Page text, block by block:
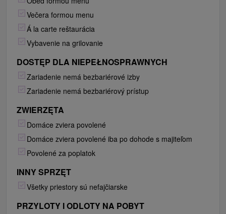
Večera formou menu
Á la carte reštaurácia
Vybavenie na grilovanie
DOSTĘP DLA NIEPEŁNOSPRAWNYCH
Zariadenie nemá bezbariérové izby
Zariadenie nemá bezbariérový prístup
ZWIERZĘTA
Domáce zviera povolené
Domáce zviera povolené iba po dohode s majiteľom
Povolené za poplatok
INNY SPRZĘT
Všetky priestory sú nefajčiarske
PRZYLOTY I ODLOTY NA POBYT